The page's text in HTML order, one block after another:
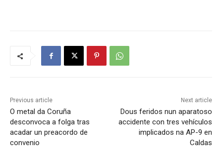
Previous article
O metal da Coruña
desconvoca a folga tras
acadar un preacordo de
convenio
Next article
Dous feridos nun aparatoso
accidente con tres vehículos
implicados na AP-9 en
Caldas